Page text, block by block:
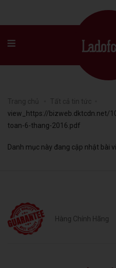
Trang chủ
Tất cả tin tức
view_https://bizweb.dktcdn.net/
toan-6-thang-2016.pdf
Danh mục này đang cập nhật bài
Hàng Chính Hãng